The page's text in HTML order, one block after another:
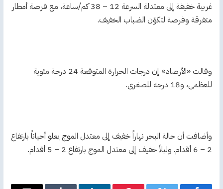
غربية خفيفة إلى معتدلة السرعة 12 – 38 كم/ساعة، مع فرصة أمطار
متفرقة وفرصة لتكوّن الضباب الخفيف.
وقالت «الأرصاد» إن درجات الحرارة المتوقعة 24 درجة مئوية
للعظمى، و18 درجة للصغرى.
وأضافت أن حالة البحر نهاراً خفيف إلى معتدل الموج يعلو أحياناً بارتفاع
2 – 6 أقدام. وليلاً خفيف إلى معتدل الموج بارتفاع 2 – 5 أقدام.